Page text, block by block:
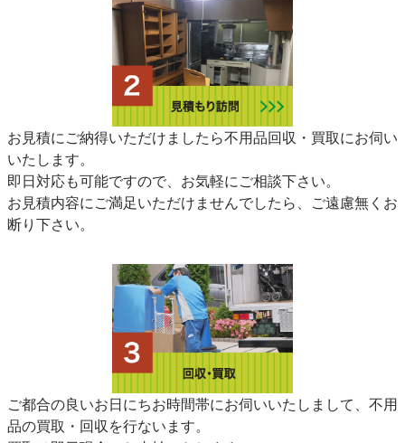
お見積にご納得いただけましたら不用品回収・買取にお伺い
いたします。
即日対応も可能ですので、お気軽にご相談下さい。
お見積内容にご満足いただけませんでしたら、ご遠慮無くお
断り下さい。
ご都合の良いお日にちお時間帯にお伺いいたしまして、不用
品の買取・回収を行ないます。